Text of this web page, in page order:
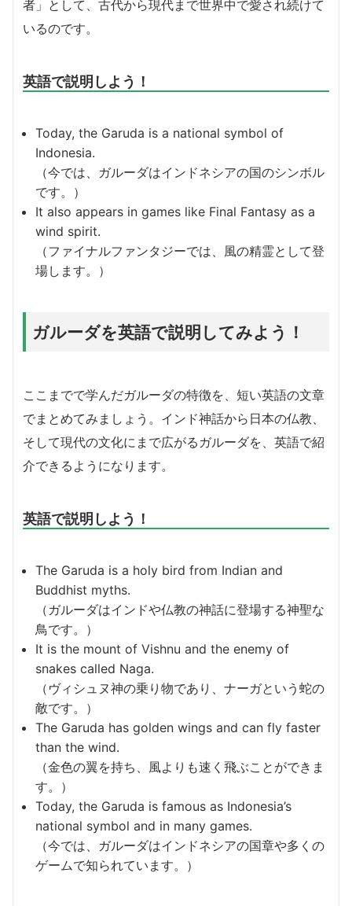
者」として、古代から現代まで世界中で愛され続けて
いるのです。
英語で説明しよう！
Today, the Garuda is a national symbol of
Indonesia.
（今では、ガルーダはインドネシアの国のシンボル
です。）
It also appears in games like Final Fantasy as a
wind spirit.
（ファイナルファンタジーでは、風の精霊として登
場します。）
ガルーダを英語で説明してみよう！
ここまでで学んだガルーダの特徴を、短い英語の文章
でまとめてみましょう。インド神話から日本の仏教、
そして現代の文化にまで広がるガルーダを、英語で紹
介できるようになります。
英語で説明しよう！
The Garuda is a holy bird from Indian and
Buddhist myths.
（ガルーダはインドや仏教の神話に登場する神聖な
鳥です。）
It is the mount of Vishnu and the enemy of
snakes called Naga.
（ヴィシュヌ神の乗り物であり、ナーガという蛇の
敵です。）
The Garuda has golden wings and can fly faster
than the wind.
（金色の翼を持ち、風よりも速く飛ぶことができま
す。）
Today, the Garuda is famous as Indonesia’s
national symbol and in many games.
（今では、ガルーダはインドネシアの国章や多くの
ゲームで知られています。）